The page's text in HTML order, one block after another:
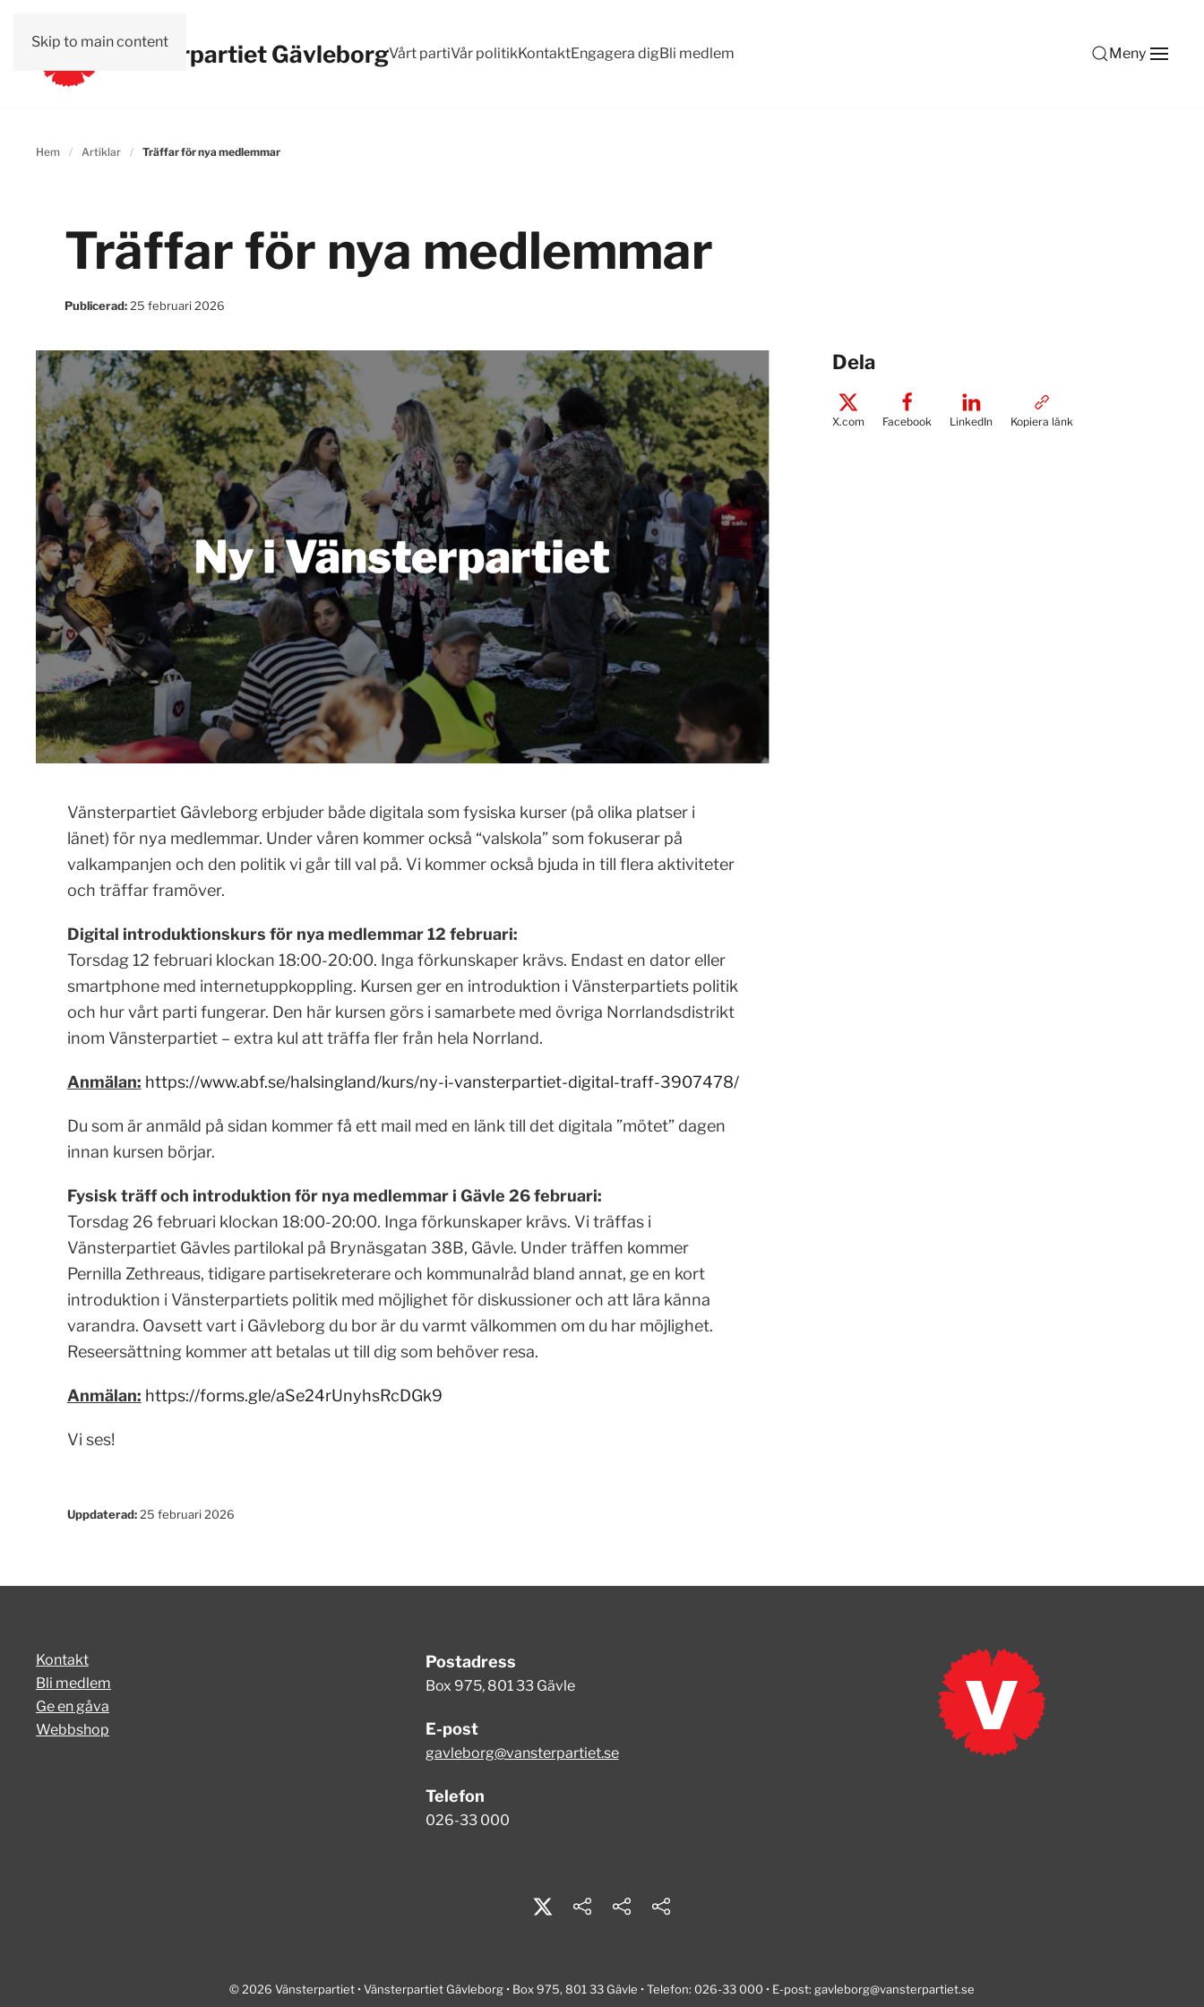
Skip to main contentVänsterpartiet GävleborgVårt partiVår politikKontaktEngagera digBli medlem Meny
Hem Artiklar Träffar för nya medlemmar
Träffar för nya medlemmar
Publicerad: 25 februari 2026
Vänsterpartiet Gävleborg erbjuder både digitala som fysiska kurser (på olika platser i
länet) för nya medlemmar. Under våren kommer också “valskola” som fokuserar på
valkampanjen och den politik vi går till val på. Vi kommer också bjuda in till flera aktiviteter
och träffar framöver.
Digital introduktionskurs för nya medlemmar 12 februari:
Torsdag 12 februari klockan 18:00-20:00. Inga förkunskaper krävs. Endast en dator eller
smartphone med internetuppkoppling. Kursen ger en introduktion i Vänsterpartiets politik
och hur vårt parti fungerar. Den här kursen görs i samarbete med övriga Norrlandsdistrikt
inom Vänsterpartiet – extra kul att träffa fler från hela Norrland.
Anmälan: https://www.abf.se/halsingland/kurs/ny-i-vansterpartiet-digital-traff-3907478/
Du som är anmäld på sidan kommer få ett mail med en länk till det digitala ”mötet” dagen
innan kursen börjar.
Fysisk träff och introduktion för nya medlemmar i Gävle 26 februari:
Torsdag 26 februari klockan 18:00-20:00. Inga förkunskaper krävs. Vi träffas i
Vänsterpartiet Gävles partilokal på Brynäsgatan 38B, Gävle. Under träffen kommer
Pernilla Zethreaus, tidigare partisekreterare och kommunalråd bland annat, ge en kort
introduktion i Vänsterpartiets politik med möjlighet för diskussioner och att lära känna
varandra. Oavsett vart i Gävleborg du bor är du varmt välkommen om du har möjlighet.
Reseersättning kommer att betalas ut till dig som behöver resa.
Anmälan: https://forms.gle/aSe24rUnyhsRcDGk9
Vi ses!
Uppdaterad:25 februari 2026
Dela
X.com Facebook LinkedIn Kopiera länk
Kontakt
Bli medlem
Ge en gåva
Webbshop
Postadress
Box 975, 801 33 Gävle
E-post
gavleborg@vansterpartiet.se
Telefon
026-33 000
© 2026 Vänsterpartiet • Vänsterpartiet Gävleborg • Box 975, 801 33 Gävle • Telefon: 026-33 000 • E-post: gavleborg@vansterpartiet.se